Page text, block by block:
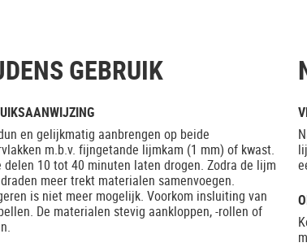
GEBRUIK
en gelijkmatig aanbrengen op beide
m.b.v. fijngetande lijmkam (1 mm) of kwast.
delen 10 tot 40 minuten laten drogen. Zodra de lijm
meer trekt materialen samenvoegen.
is niet meer mogelijk. Voorkom insluiting van
De materialen stevig aankloppen, -rollen of